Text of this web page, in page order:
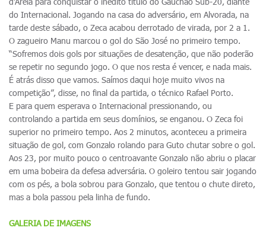
do Internacional. Jogando na casa do adversário, em Alvorada, na
tarde deste sábado, o Zeca acabou derrotado de virada, por 2 a 1.
O zagueiro Manu marcou o gol do São José no primeiro tempo.
“Sofremos dois gols por situações de desatenção, que não poderão
se repetir no segundo jogo. O que nos resta é vencer, e nada mais.
É atrás disso que vamos. Saímos daqui hoje muito vivos na
competição”, disse, no final da partida, o técnico Rafael Porto.
E para quem esperava o Internacional pressionando, ou
controlando a partida em seus domínios, se enganou. O Zeca foi
superior no primeiro tempo. Aos 2 minutos, aconteceu a primeira
situação de gol, com Gonzalo rolando para Guto chutar sobre o gol.
Aos 23, por muito pouco o centroavante Gonzalo não abriu o placar
em uma bobeira da defesa adversária. O goleiro tentou sair jogando
com os pés, a bola sobrou para Gonzalo, que tentou o chute direto,
mas a bola passou pela linha de fundo.
GALERIA DE IMAGENS